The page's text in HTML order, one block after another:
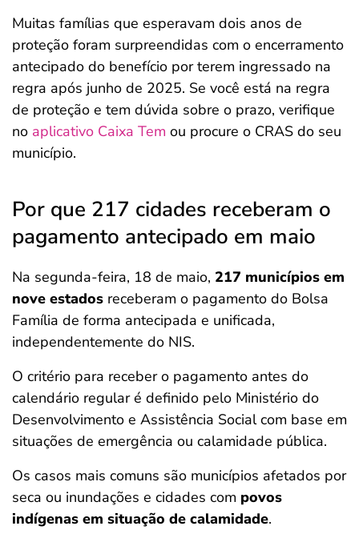
Muitas famílias que esperavam dois anos de
proteção foram surpreendidas com o encerramento
antecipado do benefício por terem ingressado na
regra após junho de 2025. Se você está na regra
de proteção e tem dúvida sobre o prazo, verifique
no aplicativo Caixa Tem ou procure o CRAS do seu
município.
Por que 217 cidades receberam o
pagamento antecipado em maio
Na segunda-feira, 18 de maio, 217 municípios em
nove estados receberam o pagamento do Bolsa
Família de forma antecipada e unificada,
independentemente do NIS.
O critério para receber o pagamento antes do
calendário regular é definido pelo Ministério do
Desenvolvimento e Assistência Social com base em
situações de emergência ou calamidade pública.
Os casos mais comuns são municípios afetados por
seca ou inundações e cidades com povos
indígenas em situação de calamidade.